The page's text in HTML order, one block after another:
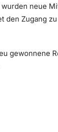
neue
den Zugang
gewonnene